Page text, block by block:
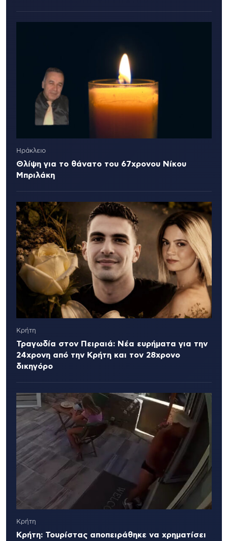
Ηράκλειο
Θλίψη για το θάνατο του 67χρονου Νίκου
Μπριλάκη
Κρήτη
Τραγωδία στον Πειραιά: Νέα ευρήματα για την
24χρονη από την Κρήτη και τον 28χρονο
δικηγόρο
Κρήτη
Κρήτη: Τουρίστας αποπειράθηκε να χρηματίσει